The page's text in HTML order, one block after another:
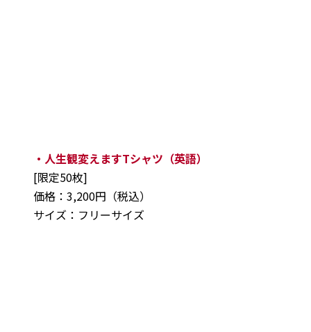
・人生観変えますTシャツ（英語）
[限定50枚]
価格：3,200円（税込）
サイズ：フリーサイズ